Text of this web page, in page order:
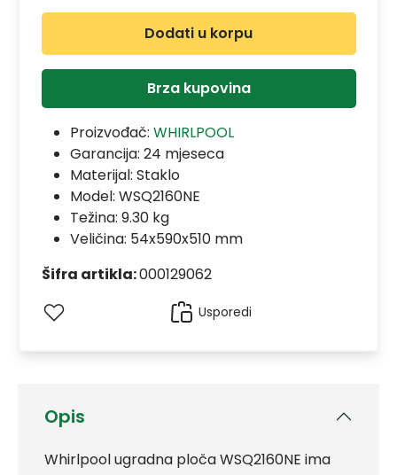
Opis
Whirlpool ugradna ploča WSQ2160NE ima
Dodati u korpu
Brza kupovina
Proizvođač: WHIRLPOOL
Garancija: 24 mjeseca
Materijal: Staklo
Model: WSQ2160NE
Težina: 9.30 kg
Veličina: 54x590x510 mm
Šifra artikla:000129062
Usporedi